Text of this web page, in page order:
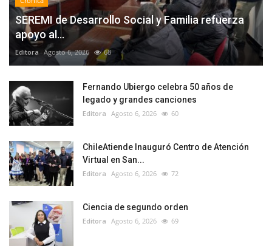
SEREMI de Desarrollo Social y Familia refuerza
apoyo al...
Editora Agosto 6, 2026 68
Fernando Ubiergo celebra 50 años de
legado y grandes canciones
Editora Agosto 6, 2026 60
ChileAtiende Inauguró Centro de Atención
Virtual en San...
Editora Agosto 6, 2026 72
Ciencia de segundo orden
Editora Agosto 6, 2026 69